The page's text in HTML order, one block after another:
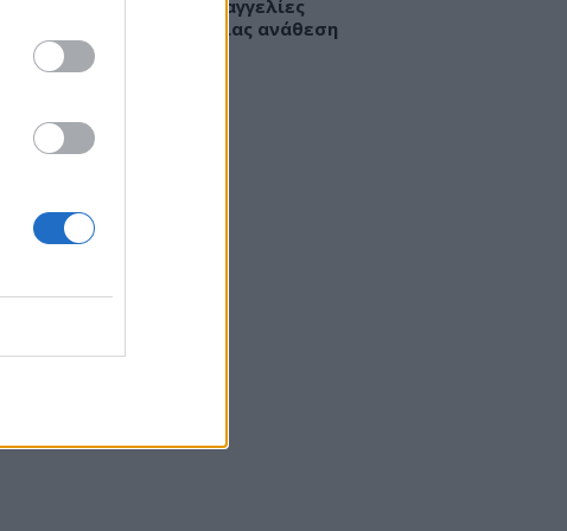
Νοσοκομείο Νίκαιας: Καταγγελίες
εργαζομένων για απευθείας ανάθεση
στην καθαριότητα